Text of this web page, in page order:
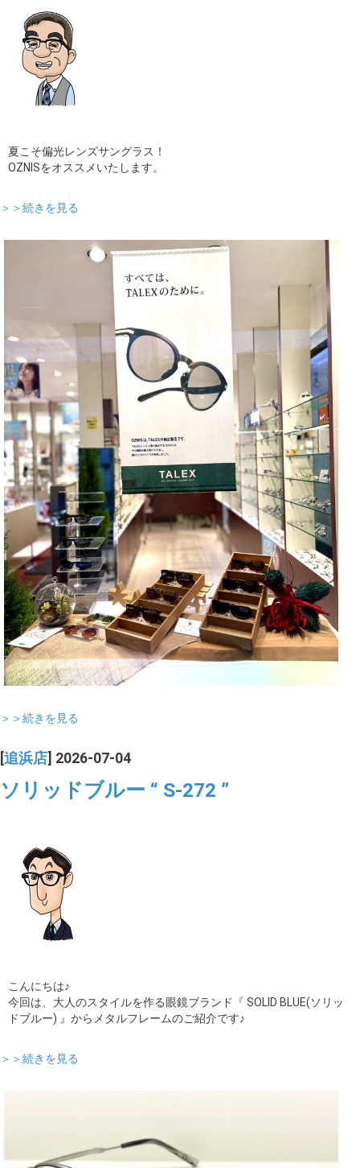
夏こそ偏光レンズサングラス！
OZNISをオススメいたします。
＞＞続きを見る
＞＞続きを見る
追浜店 ] 2026-07-04
ソリッドブルー “ S-272 ”
こんにちは♪
今回は、大人のスタイルを作る眼鏡ブランド『 SOLID BLUE(ソリッ
ドブルー) 』からメタルフレームのご紹介です♪
＞＞続きを見る